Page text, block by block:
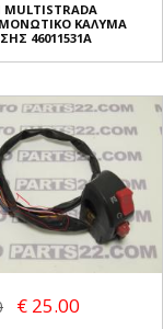
MULTISTRADA
ΚΑΛΥΜΑ
46011531A
€ 25.00